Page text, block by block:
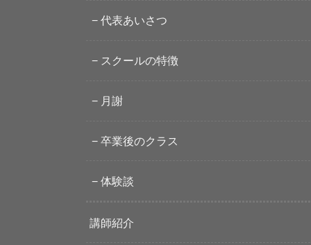
代表あいさつ
スクールの特徴
月謝
卒業後のクラス
体験談
講師紹介